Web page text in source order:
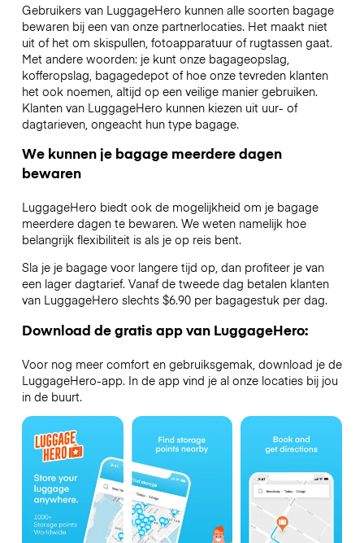
Gebruikers van LuggageHero kunnen alle soorten bagage
bewaren bij een van onze partnerlocaties. Het maakt niet
uit of het om skispullen, fotoapparatuur of rugtassen gaat.
Met andere woorden: je kunt onze bagageopslag,
kofferopslag, bagagedepot of hoe onze tevreden klanten
het ook noemen, altijd op een veilige manier gebruiken.
Klanten van LuggageHero kunnen kiezen uit uur- of
dagtarieven, ongeacht hun type bagage.
We kunnen je bagage meerdere dagen
bewaren
LuggageHero biedt ook de mogelijkheid om je bagage
meerdere dagen te bewaren. We weten namelijk hoe
belangrijk flexibiliteit is als je op reis bent.
Sla je je bagage voor langere tijd op, dan profiteer je van
een lager dagtarief. Vanaf de tweede dag betalen klanten
van LuggageHero slechts $6.90 per bagagestuk per dag.
Download de gratis app van LuggageHero:
Voor nog meer comfort en gebruiksgemak, download je de
LuggageHero-app. In de app vind je al onze locaties bij jou
in de buurt.